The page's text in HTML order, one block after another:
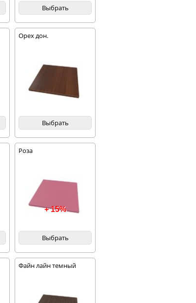
Выбрать
Орех дон.
Выбрать
Роза
+ 15%
Выбрать
Файн лайн темный